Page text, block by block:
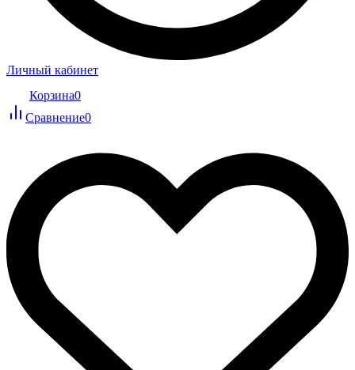
Личный кабинет
Корзина0
Сравнение0